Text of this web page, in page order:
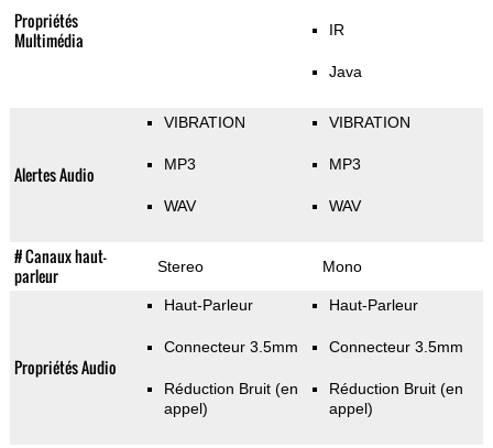
Propriétés
Multimédia
IR
Java
Alertes Audio
VIBRATION
MP3
WAV
VIBRATION
MP3
WAV
# Canaux haut-
parleur
Stereo Mono
Propriétés Audio
Haut-Parleur
Connecteur 3.5mm
Réduction Bruit (en
appel)
Haut-Parleur
Connecteur 3.5mm
Réduction Bruit (en
appel)